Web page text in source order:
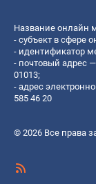
Название онлайн
- субъект в сфере
- идентификатор
- почтовый адрес
01013;
- адрес
585 46 20
© 2026 Все права